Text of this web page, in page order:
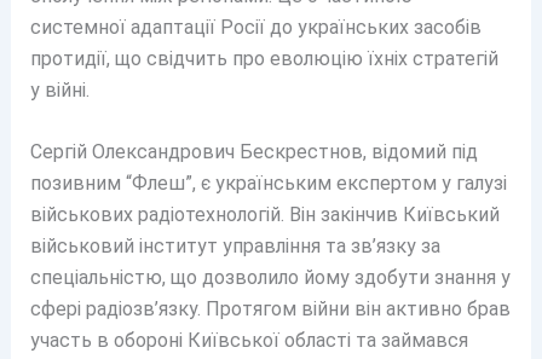
системної адаптації Росії до українських засобів
протидії, що свідчить про еволюцію їхніх стратегій
у війні.
Сергій Олександрович Бескрестнов, відомий під
позивним “Флеш”, є українським експертом у галузі
військових радіотехнологій. Він закінчив Київський
військовий інститут управління та зв’язку за
спеціальністю, що дозволило йому здобути знання у
сфері радіозв’язку. Протягом війни він активно брав
участь в обороні Київської області та займався